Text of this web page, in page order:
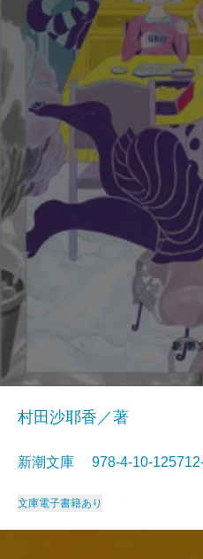
村田沙耶香／著
新潮文庫 978-4-10-
文庫電子書籍あり